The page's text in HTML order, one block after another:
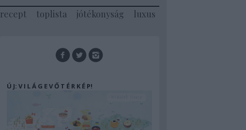
recept toplista jótékonyság luxus
Ú J: V I L Á G E V Ő T É R K É P!